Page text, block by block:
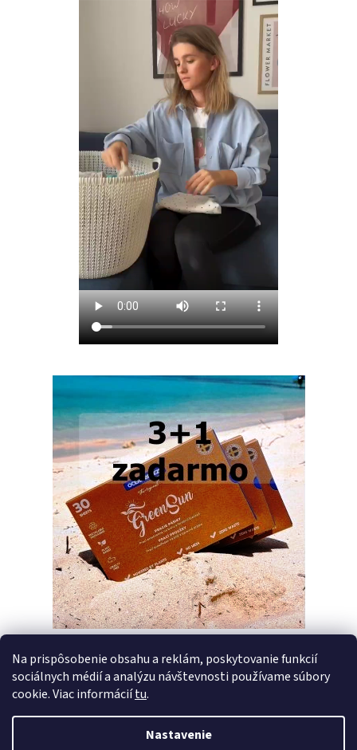
Na prispôsobenie obsahu a reklám, poskytovanie funkcií
sociálnych médií a analýzu návštevnosti používame súbory
cookie. Viac informáciítu.
Nastavenie
PREDCHÁDZAJÚCI ČLÁNOK